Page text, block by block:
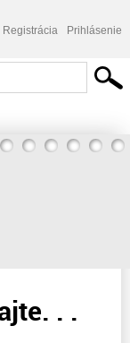
Registrácia Prihlásenie
. .